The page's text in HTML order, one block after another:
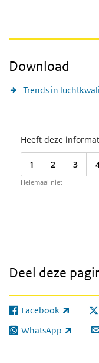
Download
Trends in
Heeft deze
1 2 3
Helemaal niet
Deel deze
Facebook
(externe link)
WhatsApp
(externe link)